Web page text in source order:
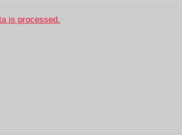
is processed.